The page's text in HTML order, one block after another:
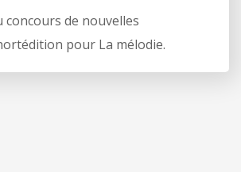
concours de nouvelles
pour La mélodie.